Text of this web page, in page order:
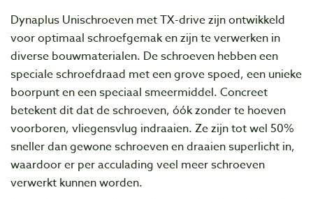
Dynaplus Unischroeven met TX-drive zijn ontwikkeld
voor optimaal schroefgemak en zijn te verwerken in
diverse bouwmaterialen. De schroeven hebben een
speciale schroefdraad met een grove spoed, een unieke
boorpunt en een speciaal smeermiddel. Concreet
betekent dit dat de schroeven, óók zonder te hoeven
voorboren, vliegensvlug indraaien. Ze zijn tot wel 50%
sneller dan gewone schroeven en draaien superlicht in,
waardoor er per acculading veel meer schroeven
verwerkt kunnen worden.